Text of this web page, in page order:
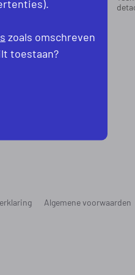
Algemene voorwaarden
zoals omschreven
toestaan?